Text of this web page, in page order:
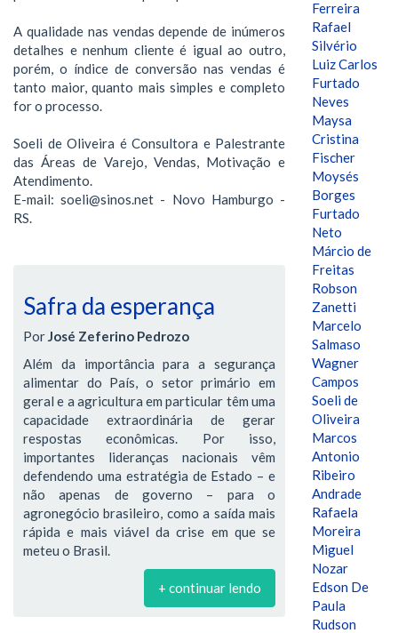
A qualidade nas vendas depende de inúmeros
detalhes e nenhum cliente é igual ao outro,
porém, o índice de conversão nas vendas é
tanto maior, quanto mais simples e completo
for o processo.
Soeli de Oliveira é Consultora e Palestrante
das Áreas de Varejo, Vendas, Motivação e
Atendimento.
E-mail: soeli@sinos.net - Novo Hamburgo -
RS.
Safra da esperança
PorJosé Zeferino Pedrozo
Além da importância para a segurança
alimentar do País, o setor primário em
geral e a agricultura em particular têm uma
capacidade extraordinária de gerar
respostas econômicas. Por isso,
importantes lideranças nacionais vêm
defendendo uma estratégia de Estado – e
não apenas de governo – para o
agronegócio brasileiro, como a saída mais
rápida e mais viável da crise em que se
meteu o Brasil.
+ continuar lendo
Ferreira
Rafael
Silvério
Luiz Carlos
Furtado
Neves
Maysa
Cristina
Fischer
Moysés
Borges
Furtado
Neto
Márcio de
Freitas
Robson
Zanetti
Marcelo
Salmaso
Wagner
Campos
Soeli de
Oliveira
Marcos
Antonio
Ribeiro
Andrade
Rafaela
Moreira
Miguel
Nozar
Edson De
Paula
Rudson